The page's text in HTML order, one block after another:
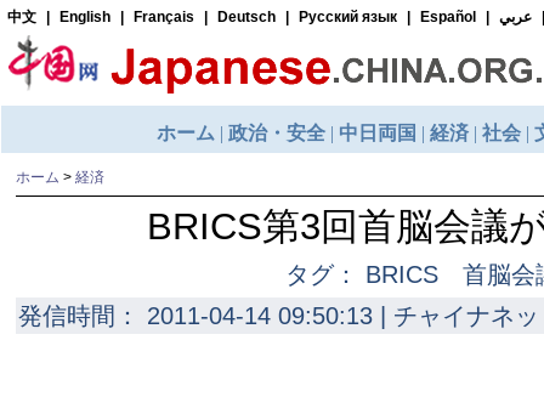
ホーム > 経済
BRICS第3回首脳会議
タグ： BRICS 首脳会
発信時間： 2011-04-14 09:50:13 | チャイナネ